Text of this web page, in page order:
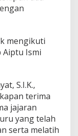
mengikuti
Ismi
S.I.K.,
terima
jajaran
yang telah
serta melatih